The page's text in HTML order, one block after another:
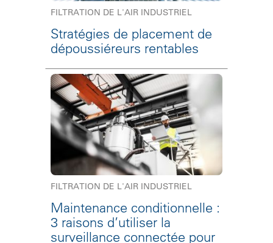
FILTRATION DE L'AIR INDUSTRIEL
Stratégies de placement de
dépoussiéreurs rentables
FILTRATION DE L'AIR INDUSTRIEL
Maintenance conditionnelle :
3 raisons d’utiliser la
surveillance connectée pour